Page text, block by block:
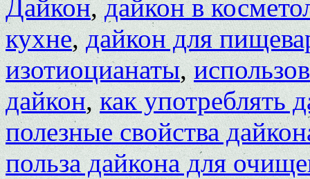
Дайкон,дайкон в
кухне,дайкон для
изотиоцианаты,
дайкон,как употреблять
полезные свойства
польза дайкона для